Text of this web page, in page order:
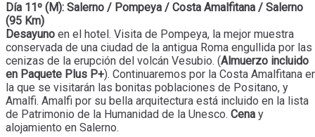
Día 11º (M): Salerno / Pompeya / Costa Amalfitana / Salerno
(95 Km)
Desayuno en el hotel. Visita de Pompeya, la mejor muestra
conservada de una ciudad de la antigua Roma engullida por las
cenizas de la erupción del volcán Vesubio. (Almuerzo incluido
en Paquete Plus P+). Continuaremos por la Costa Amalfitana
la que se visitarán las bonitas poblaciones de Positano, y
Amalfi. Amalfi por su bella arquitectura está incluido en la lista
de Patrimonio de la Humanidad de la Unesco. Cena y
alojamiento en Salerno.